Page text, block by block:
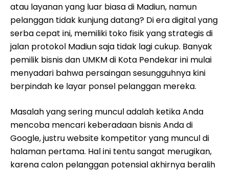
atau layanan yang luar biasa di Madiun, namun
pelanggan tidak kunjung datang? Di era digital yang
serba cepat ini, memiliki toko fisik yang strategis di
jalan protokol Madiun saja tidak lagi cukup. Banyak
pemilik bisnis dan UMKM di Kota Pendekar ini mulai
menyadari bahwa persaingan sesungguhnya kini
berpindah ke layar ponsel pelanggan mereka.
Masalah yang sering muncul adalah ketika Anda
mencoba mencari keberadaan bisnis Anda di
Google, justru website kompetitor yang muncul di
halaman pertama. Hal ini tentu sangat merugikan,
karena calon pelanggan potensial akhirnya beralih